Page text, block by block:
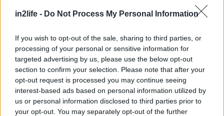
in2life - Do Not Process My Personal Information
If you wish to opt-out of the sale, sharing to third parties, or
processing of your personal or sensitive information for
targeted advertising by us, please use the below opt-out
section to confirm your selection. Please note that after your
opt-out request is processed you may continue seeing
interest-based ads based on personal information utilized by
us or personal information disclosed to third parties prior to
your opt-out. You may separately opt-out of the further
in2life team
Αναζήτηση